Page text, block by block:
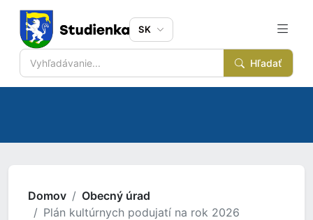
Hľadať
SK
Domov
Obecný úrad
Plán kultúrnych podujatí na rok 2026